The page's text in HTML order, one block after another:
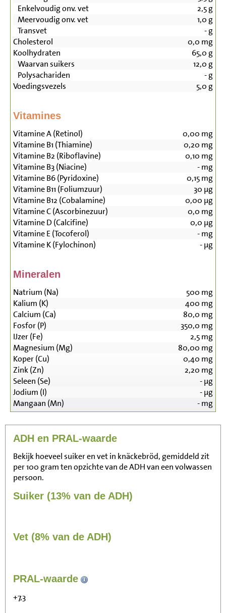
Enkelvoudig onv. vet
2,5g
Meervoudig onv. vet
1,0 g
Transvet
-g
Cholesterol
0,0 mg
Koolhydraten
65,0 g
Waarvan suikers
12,0 g
Polysachariden
-g
Voedingsvezels
5,0 g
Vitamines
Vitamine A (Retinol) 0,00 mg
Vitamine B1 (Thiamine)
0,20 mg
Vitamine B2 (Riboflavine)
0,10 mg
Vitamine B3 (Niacine)
-mg
Vitamine B6 (Pyridoxine)
0,15mg
Vitamine B11 (Foliumzuur)
30 µg
Vitamine B12 (Cobalamine)
0,00 µg
Vitamine C (Ascorbinezuur)
0,0 mg
Vitamine D (Calcifine)
0,0 µg
Vitamine E (Tocoferol)
-mg
Vitamine K (Fylochinon)
-µg
Mineralen
Natrium (Na) 500 mg
Kalium (K)
400 mg
Calcium (Ca)
80,0 mg
Fosfor (P)
350,0 mg
IJzer (Fe)
2,5mg
Magnesium (Mg)
80,00 mg
Koper (Cu)
0,40 mg
Zink (Zn)
2,20 mg
Seleen (Se)
-µg
Jodium (I)
-µg
Mangaan (Mn)
-mg
ADH en PRAL-waarde
Bekijk hoeveel suiker en vet in knäckebröd, gemiddeld zit
per 100 gram ten opzichte van de ADH van een volwassen
persoon.
Suiker (13% van de ADH)
Vet (8% van de ADH)
PRAL-waarde
+7,3
Zitten, tv kijken